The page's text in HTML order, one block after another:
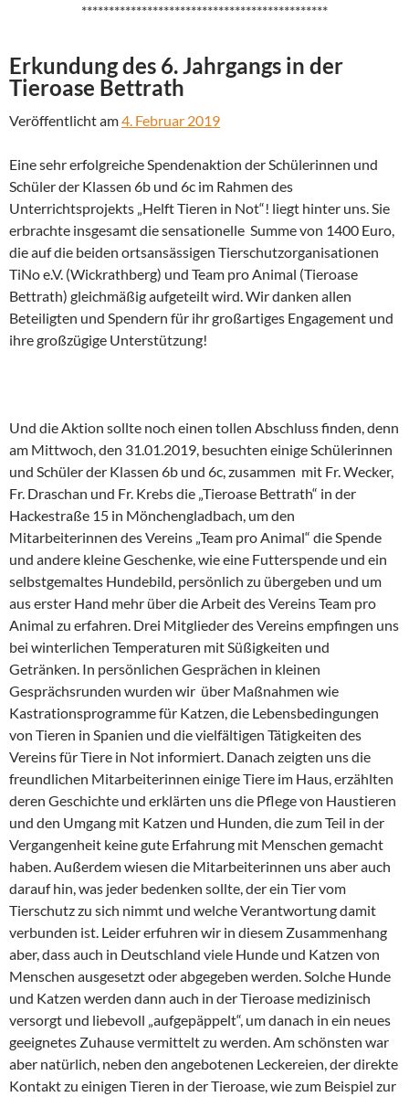
*********************************************
Erkundung des 6. Jahrgangs in der
Tieroase Bettrath
Veröffentlicht am4. Februar 2019
Eine sehr erfolgreiche Spendenaktion der Schülerinnen und
Schüler der Klassen 6b und 6c im Rahmen des
Unterrichtsprojekts „Helft Tieren in Not“! liegt hinter uns. Sie
erbrachte insgesamt die sensationelle Summe von 1400 Euro,
die auf die beiden ortsansässigen Tierschutzorganisationen
TiNo e.V. (Wickrathberg) und Team pro Animal (Tieroase
Bettrath) gleichmäßig aufgeteilt wird. Wir danken allen
Beteiligten und Spendern für ihr großartiges Engagement und
ihre großzügige Unterstützung!
Und die Aktion sollte noch einen tollen Abschluss finden, denn
am Mittwoch, den 31.01.2019, besuchten einige Schülerinnen
und Schüler der Klassen 6b und 6c, zusammen mit Fr. Wecker,
Fr. Draschan und Fr. Krebs die „Tieroase Bettrath“ in der
Hackestraße 15 in Mönchengladbach, um den
Mitarbeiterinnen des Vereins „Team pro Animal“ die Spende
und andere kleine Geschenke, wie eine Futterspende und ein
selbstgemaltes Hundebild, persönlich zu übergeben und um
aus erster Hand mehr über die Arbeit des Vereins Team pro
Animal zu erfahren. Drei Mitglieder des Vereins empfingen uns
bei winterlichen Temperaturen mit Süßigkeiten und
Getränken. In persönlichen Gesprächen in kleinen
Gesprächsrunden wurden wir über Maßnahmen wie
Kastrationsprogramme für Katzen, die Lebensbedingungen
von Tieren in Spanien und die vielfältigen Tätigkeiten des
Vereins für Tiere in Not informiert. Danach zeigten uns die
freundlichen Mitarbeiterinnen einige Tiere im Haus, erzählten
deren Geschichte und erklärten uns die Pflege von Haustieren
und den Umgang mit Katzen und Hunden, die zum Teil in der
Vergangenheit keine gute Erfahrung mit Menschen gemacht
haben. Außerdem wiesen die Mitarbeiterinnen uns aber auch
darauf hin, was jeder bedenken sollte, der ein Tier vom
Tierschutz zu sich nimmt und welche Verantwortung damit
verbunden ist. Leider erfuhren wir in diesem Zusammenhang
aber, dass auch in Deutschland viele Hunde und Katzen von
Menschen ausgesetzt oder abgegeben werden. Solche Hunde
und Katzen werden dann auch in der Tieroase medizinisch
versorgt und liebevoll „aufgepäppelt“, um danach in ein neues
geeignetes Zuhause vermittelt zu werden. Am schönsten war
aber natürlich, neben den angebotenen Leckereien, der direkte
Kontakt zu einigen Tieren in der Tieroase, wie zum Beispiel zur